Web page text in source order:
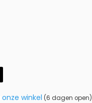
onze winkel (6 dagen open)